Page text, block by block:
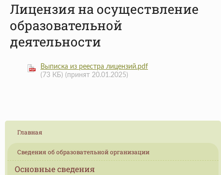
Лицензия на осуществление
образовательной
деятельности
Выписка из реестра лицензий.pdf
(73 КБ) (принят 20.01.2025)
Главная
Сведения об образовательной организации
Основные сведения